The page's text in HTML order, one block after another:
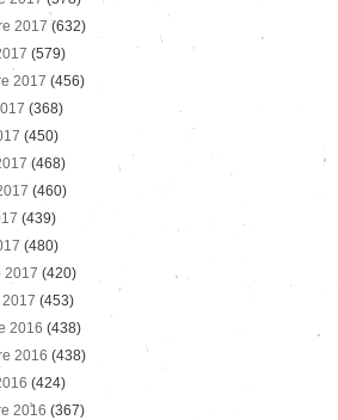
2017 (632)
(579)
2017 (456)
(368)
(450)
(468)
(460)
(439)
(480)
2017 (420)
(453)
2016 (438)
2016 (438)
(424)
2016 (367)